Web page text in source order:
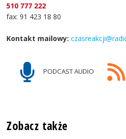
510 777 222
fax: 91 423 18 80
Kontakt mailowy:
PODCAST AUDIO
Zobacz także